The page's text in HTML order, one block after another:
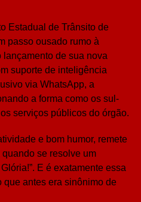
Estadual de Trânsito de
passo ousado rumo à
de sua nova
suporte de inteligência
via WhatsApp, a
a forma como os sul-
serviços públicos do órgão.
e bom humor, remete
se resolve um
E é exatamente essa
que antes era sinônimo de